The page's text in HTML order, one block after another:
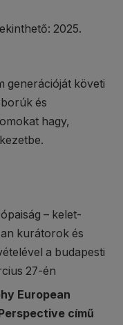
2025.
generációját követi
és
hagy,
– kelet-
kurátorok és
a budapesti
27-én
European
című